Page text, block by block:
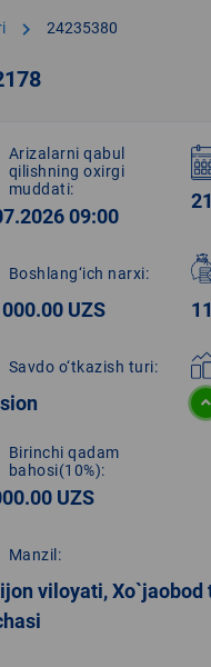
chevron_right 24235380
Arizalarni qabul
qilishning oxirgi
muddati:
09:00
Boshlang‘ich narxi:
UZS
Savdo o‘tkazish turi:
Birinchi qadam
bahosi(10%):
UZS
Manzil:
viloyati, Xo`jaobod